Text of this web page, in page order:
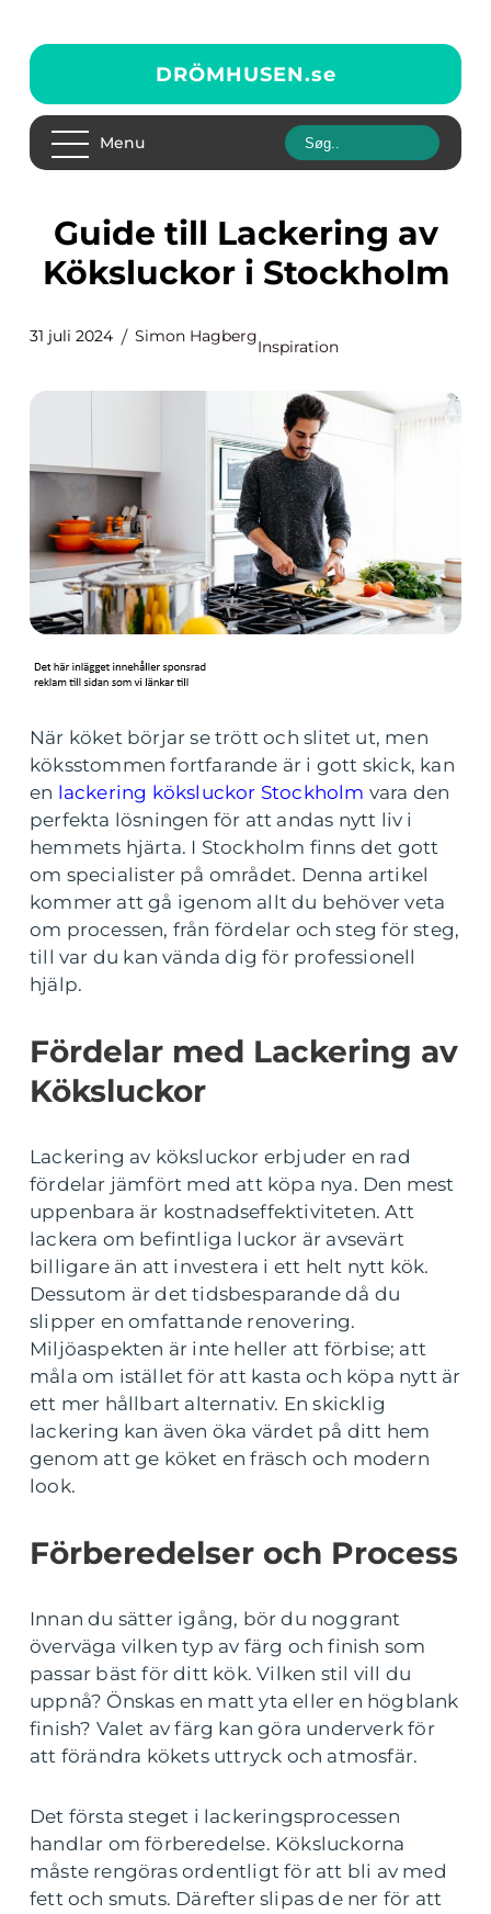
DRÖMHUSEN.se
Menu
Guide till Lackering av
Köksluckor i Stockholm
31 juli 2024 Simon Hagberg
Inspiration
När köket börjar se trött och slitet ut, men
köksstommen fortfarande är i gott skick, kan
en lackering köksluckor Stockholm vara den
perfekta lösningen för att andas nytt liv i
hemmets hjärta. I Stockholm finns det gott
om specialister på området. Denna artikel
kommer att gå igenom allt du behöver veta
om processen, från fördelar och steg för steg,
till var du kan vända dig för professionell
hjälp.
Fördelar med Lackering av
Köksluckor
Lackering av köksluckor erbjuder en rad
fördelar jämfört med att köpa nya. Den mest
uppenbara är kostnadseffektiviteten. Att
lackera om befintliga luckor är avsevärt
billigare än att investera i ett helt nytt kök.
Dessutom är det tidsbesparande då du
slipper en omfattande renovering.
Miljöaspekten är inte heller att förbise; att
måla om istället för att kasta och köpa nytt är
ett mer hållbart alternativ. En skicklig
lackering kan även öka värdet på ditt hem
genom att ge köket en fräsch och modern
look.
Förberedelser och Process
Innan du sätter igång, bör du noggrant
överväga vilken typ av färg och finish som
passar bäst för ditt kök. Vilken stil vill du
uppnå? Önskas en matt yta eller en högblank
finish? Valet av färg kan göra underverk för
att förändra kökets uttryck och atmosfär.
Det första steget i lackeringsprocessen
handlar om förberedelse. Köksluckorna
måste rengöras ordentligt för att bli av med
fett och smuts. Därefter slipas de ner för att